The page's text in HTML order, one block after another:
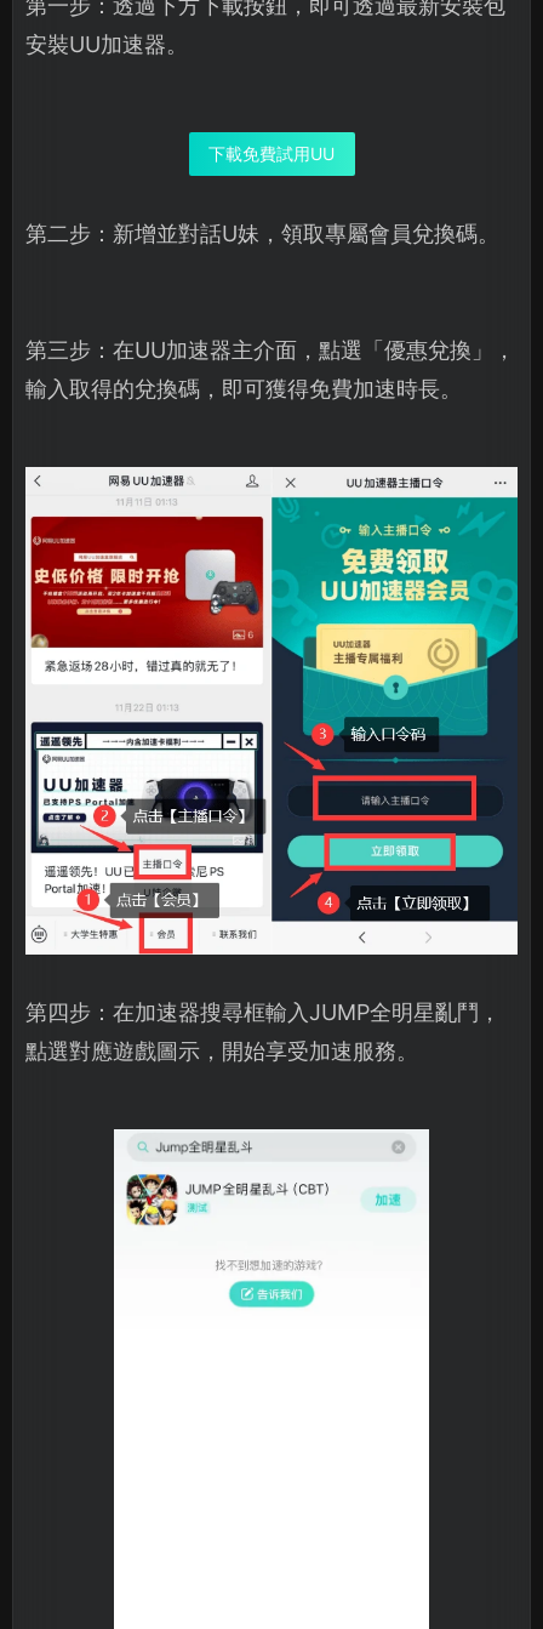
第一步：透過下方下載按鈕，即可透過最新安裝包
安裝UU加速器。
下載免費試用UU
第二步：新增並對話U妹，領取專屬會員兌換碼。
第三步：在UU加速器主介面，點選「優惠兌換」，
輸入取得的兌換碼，即可獲得免費加速時長。
第四步：在加速器搜尋框輸入JUMP全明星亂鬥，
點選對應遊戲圖示，開始享受加速服務。